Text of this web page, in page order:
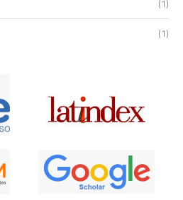
(1)
(1)